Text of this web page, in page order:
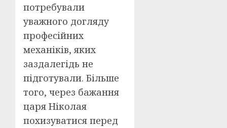
потребували
уважного догляду
професійних
механіків, яких
заздалегідь не
підготували. Більше
того, через бажання
царя Ніколая
похизуватися перед